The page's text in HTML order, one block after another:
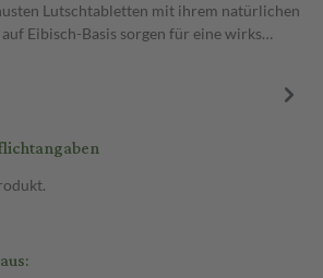
Lutschtabletten mit ihrem natürlichen
Eibisch-Basis sorgen für eine wirks…